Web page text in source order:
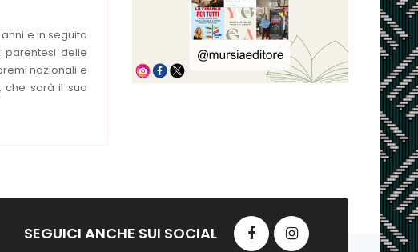
e in seguito
parentesi delle
nazionali e
, che sarà il suo
SEGUICI ANCHE SUI SOCIAL